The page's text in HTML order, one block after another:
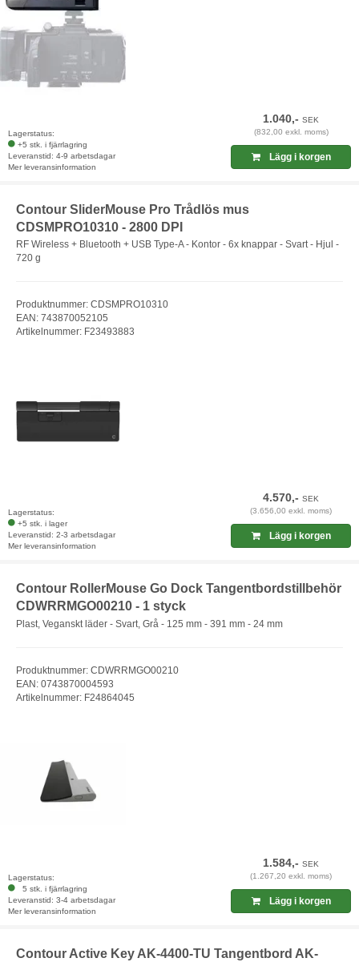
Lagerstatus:
+5 stk. i fjärrlagring
Leveranstid: 4-9 arbetsdagar
Mer leveransinformation
1.040,-SEK
(832,00 exkl. moms)
Lägg i korgen
Contour SliderMouse Pro Trådlös mus
CDSMPRO10310 - 2800 DPI
RF Wireless + Bluetooth + USB Type-A - Kontor - 6x knappar - Svart - Hjul -
720 g
Produktnummer: CDSMPRO10310
EAN: 743870052105
Artikelnummer: F23493883
Lagerstatus:
+5 stk. i lager
Leveranstid: 2-3 arbetsdagar
Mer leveransinformation
4.570,-SEK
(3.656,00 exkl. moms)
Lägg i korgen
Contour RollerMouse Go Dock Tangentbordstillbehör
CDWRRMGO00210 - 1 styck
Plast, Veganskt läder - Svart, Grå - 125 mm - 391 mm - 24 mm
Produktnummer: CDWRRMGO00210
EAN: 0743870004593
Artikelnummer: F24864045
Lagerstatus:
5 stk. i fjärrlagring
Leveranstid: 3-4 arbetsdagar
Mer leveransinformation
1.584,-SEK
(1.267,20 exkl. moms)
Lägg i korgen
Contour Active Key AK-4400-TU Tangentbord AK-